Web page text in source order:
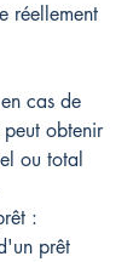
réellement
cas de
obtenir
ou total
:
prêt